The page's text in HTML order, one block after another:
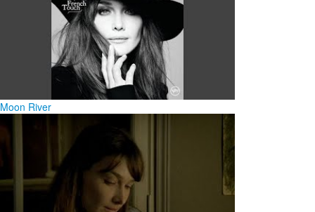
Moon River